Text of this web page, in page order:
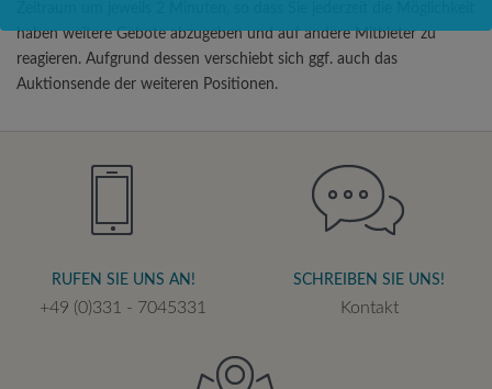
haben weitere Gebote abzugeben und auf andere Mitbieter zu
reagieren. Aufgrund dessen verschiebt sich ggf. auch das
Auktionsende der weiteren Positionen.
RUFEN SIE UNS AN!
+49 (0)331 - 7045331
SCHREIBEN SIE UNS!
Kontakt